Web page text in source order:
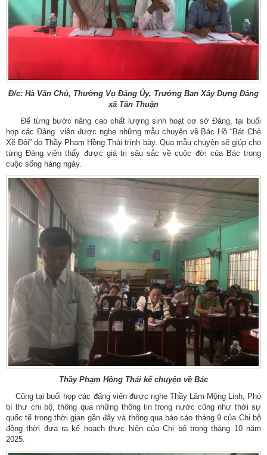
Đ/c: Hà Văn Chủ, Thường Vụ Đảng Ủy, Trưởng Ban Xây Dựng Đảng
xã Tân Thuận
Để từng bước nâng cao chất lượng sinh hoạt cơ sở Đảng, tại buổi
họp các Đảng viên được nghe những mẫu chuyện về Bác Hồ “Bát Chè
Xẽ Đôi” do Thầy Phạm Hồng Thái trình bày. Qua mẫu chuyện sẽ giúp cho
từng Đảng viên thấy được giá trị sâu sắc về cuộc đời của Bác trong
cuộc sống hàng ngày.
Thầy Phạm Hồng Thái kể chuyện về Bác
Cũng tại buổi họp các đảng viên được nghe Thầy Lâm Mộng Linh, Phó
bí thư chi bộ, thông qua những thông tin trong nước cũng như thời sự
quốc tế trong thời gian gần đây và thông qua báo cáo tháng 9 của Chi bộ
đồng thời đưa ra kế hoạch thực hiện của Chi bộ trong tháng 10 năm
2025.